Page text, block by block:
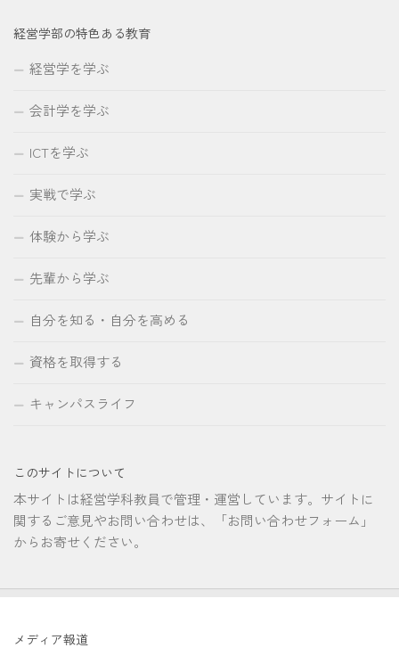
経営学部の特色ある教育
経営学を学ぶ
会計学を学ぶ
ICTを学ぶ
実戦で学ぶ
体験から学ぶ
先輩から学ぶ
自分を知る・自分を高める
資格を取得する
キャンパスライフ
このサイトについて
本サイトは経営学科教員で管理・運営しています。サイトに
関するご意見やお問い合わせは、「お問い合わせフォーム」
からお寄せください。
メディア報道